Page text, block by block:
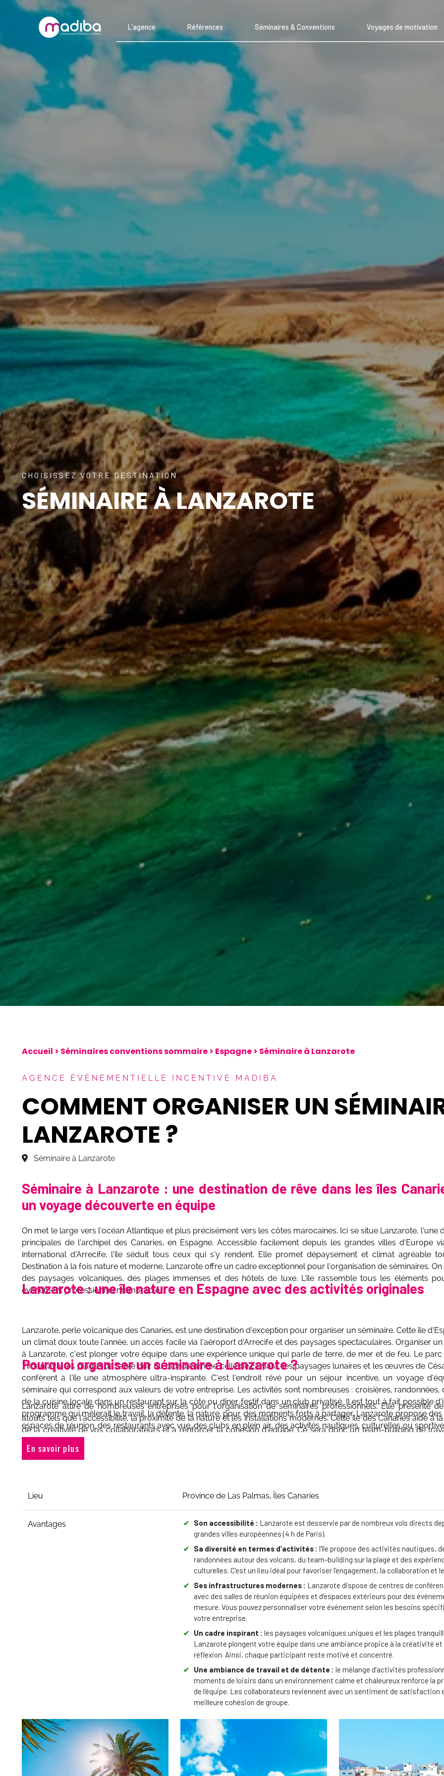
L'agence Références Séminaires & Conventions Voyages de motivation
CHOISISSEZ VOTRE DESTINATION
SÉMINAIRE À LANZAROTE
Accueil > Séminaires conventions sommaire> Espagne> Séminaire à Lanzarote
AGENCE ÉVÈNEMENTIELLE INCENTIVE MADIBA
COMMENT ORGANISER UN
LANZAROTE ?
Séminaire à Lanzarote
Séminaire à Lanzarote : une destination de rêve dans les îles
un voyage découverte en équipe
On met le large vers l’océan Atlantique et plus précisément vers les côtes marocaines. Ici se situe Lanzarote, l’une
principales de l’archipel des Canaries, en Espagne. Accessible facilement depuis les grandes villes d’Europe
international d’Arrecife, l’île séduit tous ceux qui s’y rendent. Elle promet dépaysement et climat agréable
Destination à la fois nature et moderne, Lanzarote offre un cadre exceptionnel pour l’organisation de séminaires.
des paysages volcaniques, des plages immenses et des hôtels de luxe. L’île rassemble tous les éléments
événement professionnel mémorable.
Lanzarote : une île nature en Espagne avec des activités originales
Lanzarote, perle volcanique des Canaries, est une destination d’exception pour organiser un séminaire. Cette île
un climat doux toute l’année, un accès facile via l’aéroport d’Arrecife et des paysages spectaculaires. Organiser
à Lanzarote, c’est plonger votre équipe dans une expérience unique qui parle de terre, de mer et de feu. Le
Timanfaya, les plages de sable noir ou blond comme celle de Famara, les paysages lunaires et les œuvres de
confèrent à l’île une atmosphère ultra-inspirante. C’est l’endroit rêvé pour un séjour incentive, un voyage
séminaire qui correspond aux valeurs de votre entreprise. Les activités sont nombreuses : croisières, randonnées,
de la cuisine locale dans un restaurant sur la côte ou dîner festif dans un club privatisé. Il est tout à fait possible
programme qui mêlerait le travail, la détente, la nature, pour des moments forts à partager. Lanzarote propose des
espaces de réunion, des restaurants avec vue, des clubs en plein air, des activités nautiques, culturelles ou
destination idéale pour renforcer la cohésion d’équipe et marquer les esprits durablement.
Pourquoi organiser un séminaire à Lanzarote ?
Lanzarote attire de nombreuses entreprises pour l’organisation de séminaires professionnels. Elle présente
atouts tels que l'accessibilité, la proximité de la nature et les installations modernes. Cette île des Canaries aide à
de la créativité de vos collaborateurs et à renforcer la cohésion d’équipe. Ce sera donc un team-building de
favorisent l’échange, l’ouverture d’esprit et aident à créer des souvenirs. Sur l’île, l’art, l’histoire et les
En savoir plus
Lieu Province de Las Palmas, Îles Canaries
Avantages ✔ Son accessibilité : Lanzarote est desservie par de nombreux vols directs
grandes villes européennes (4 h de Paris).
✔
Sa diversité en termes d’activités : l’île propose des activités nautiques,
randonnées autour des volcans, du team-building sur la plage et des
culturelles. C’est un lieu idéal pour favoriser l’engagement, la collaboration et
✔
Ses infrastructures modernes : Lanzarote dispose de centres de
avec des salles de réunion équipées et d’espaces extérieurs pour des
mesure. Vous pouvez personnaliser votre événement selon les besoins
votre entreprise.
✔
Un cadre inspirant : les paysages volcaniques uniques et les plages
Lanzarote plongent votre équipe dans une ambiance propice à la créativité et
réflexion. Ainsi, chaque participant reste motivé et concentré.
✔
Une ambiance de travail et de détente : le mélange d’activités
moments de loisirs dans un environnement calme et chaleureux renforce la
de l’équipe. Les collaborateurs reviennent avec un sentiment de satisfaction
meilleure cohésion de groupe.